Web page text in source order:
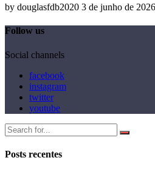
by douglasfdb2020 3 de junho de 2026
Follow us
Social channels
facebook
instagram
twitter
youtube
Posts recentes